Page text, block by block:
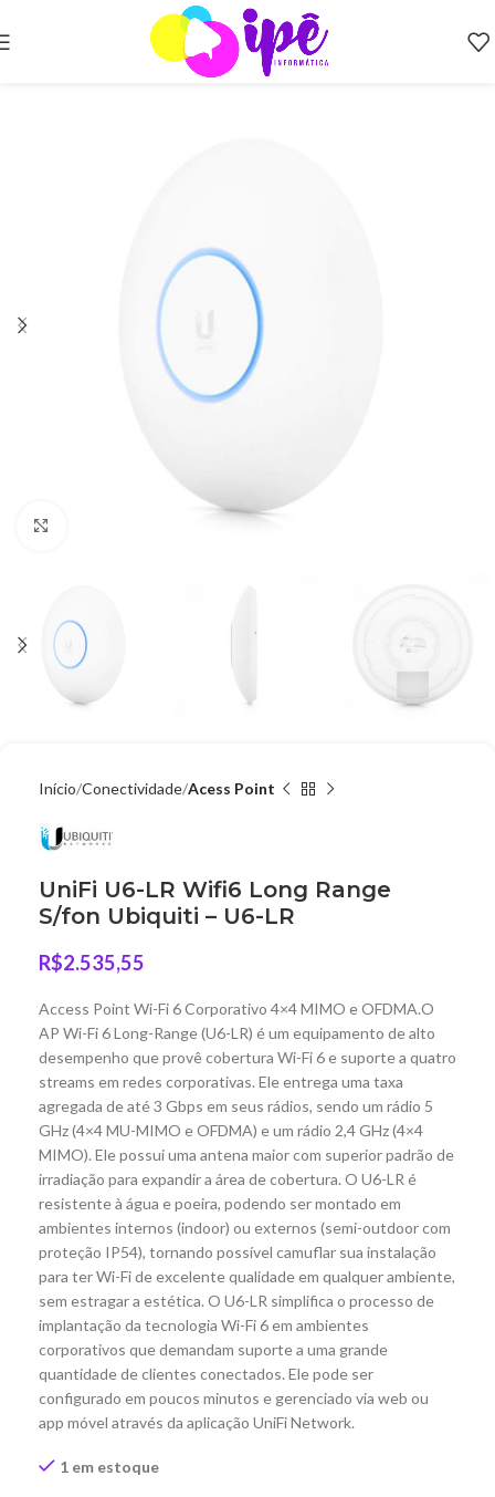
Início Conectividade Acess Point
UniFi U6-LR Wifi6 Long Range
S/fon Ubiquiti – U6-LR
R$2.535,55
Access Point Wi-Fi 6 Corporativo 4×4 MIMO e OFDMA.O
AP Wi-Fi 6 Long-Range (U6-LR) é um equipamento de alto
desempenho que provê cobertura Wi-Fi 6 e suporte a quatro
streams em redes corporativas. Ele entrega uma taxa
agregada de até 3 Gbps em seus rádios, sendo um rádio 5
GHz (4×4 MU-MIMO e OFDMA) e um rádio 2,4 GHz (4×4
MIMO). Ele possui uma antena maior com superior padrão de
irradiação para expandir a área de cobertura. O U6-LR é
resistente à água e poeira, podendo ser montado em
ambientes internos (indoor) ou externos (semi-outdoor com
proteção IP54), tornando possível camuflar sua instalação
para ter Wi-Fi de excelente qualidade em qualquer ambiente,
sem estragar a estética. O U6-LR simplifica o processo de
implantação da tecnologia Wi-Fi 6 em ambientes
corporativos que demandam suporte a uma grande
quantidade de clientes conectados. Ele pode ser
configurado em poucos minutos e gerenciado via web ou
app móvel através da aplicação UniFi Network.
1 em estoque